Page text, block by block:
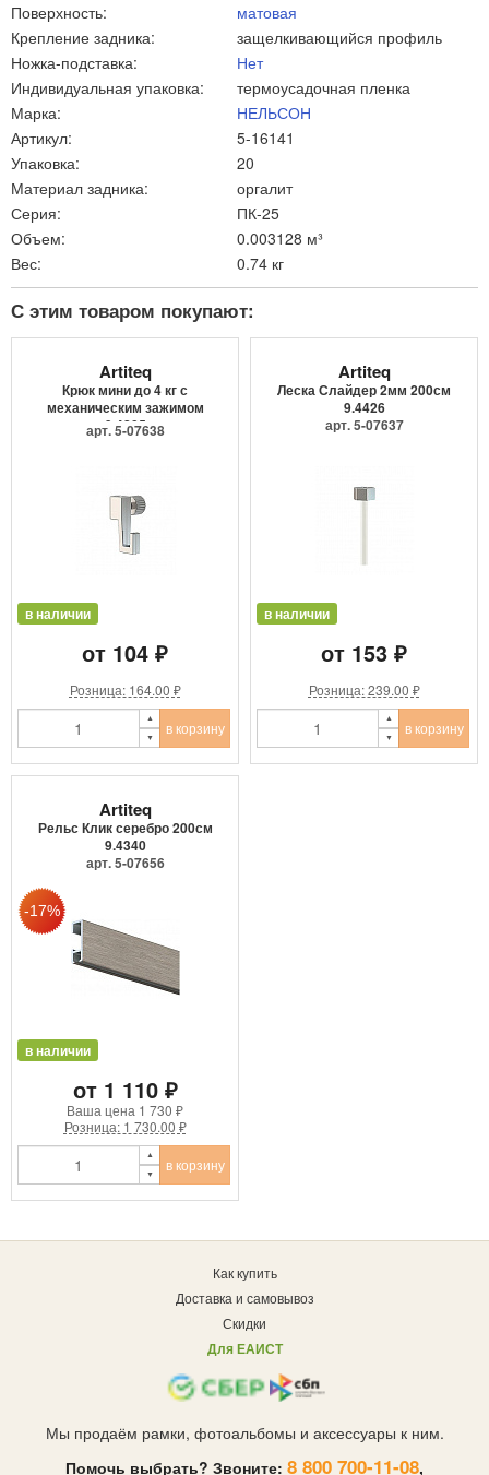
Поверхность:
матовая
Крепление задника:
защелкивающийся профиль
Ножка-подставка:
Нет
Индивидуальная упаковка:
термоусадочная пленка
Марка:
НЕЛЬСОН
Артикул:
5-16141
Упаковка:
20
Материал задника:
оргалит
Серия:
ПК-25
Объем:
0.003128 м³
Вес:
0.74 кг
С этим товаром покупают:
Artiteq
Крюк мини до 4 кг с
механическим зажимом
9.4205
арт. 5-07638
в наличии
от 104 ₽
Розница: 164.00 ₽
в корзину
Artiteq
Леска Слайдер 2мм 200см
9.4426
арт. 5-07637
в наличии
от 153 ₽
Розница: 239.00 ₽
в корзину
Artiteq
Рельс Клик серебро 200см
9.4340
арт. 5-07656
в наличии
от 1 110 ₽
Ваша цена 1 730 ₽
Розница: 1 730.00 ₽
в корзину
Как купить
Доставка и самовывоз
Скидки
Для ЕАИСТ
Мы продаём рамки, фотоальбомы и аксессуары к ним.
Помочь выбрать? Звоните: 8 800 700-11-08,